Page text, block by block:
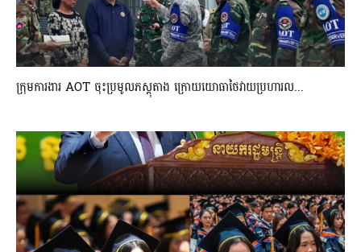
ក្រុមការងារ AOT ចុះប្រមូលភស្តុតាង ក្រោយយោធាថៃវាយប្រហារល...